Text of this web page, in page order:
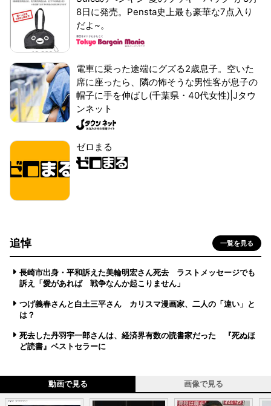
8日に発売。Pensta史上最も豪華な7点入り
だよ~。
電車に乗った途端にグズる2歳息子。空いた
席に座ったら、隣の怖そうな男性客が息子の
帽子に手を伸ばし(千葉県・40代女性)|Jタウ
ンネット
ゼロまる
追悼 一覧を見る
長崎市出身・平和訴えた美輪明宏さん死去 ラストメッセージでも
訴え「愛があれば 戦争なんか起こりません」
つげ義春さんと白土三平さん カリスマ漫画家、二人の「違い」と
は？
死去した丹羽宇一郎さんは、経済界有数の読書家だった 『死ぬほ
ど読書』ベストセラーに
動画で見る 画像で見る